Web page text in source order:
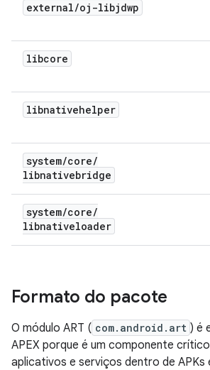
external/oj-libjdwp
libcore
libnativehelper
system/core/
libnativebridge
system/core/
libnativeloader
Formato do pacote
O módulo ART ( com.android.art ) é
APEX porque é um componente
aplicativos e serviços dentro de APKs